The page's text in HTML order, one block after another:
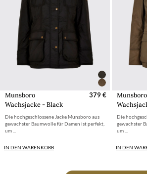
Munsboro
Wachsjacke - Black
379 €
Die hochgeschlossene Jacke Munsboro aus
gewachster Baumwolle für Damen ist perfekt,
um ...
IN DEN WARENKORB
Munsboro
Die
gewachster
um ...
IN DEN